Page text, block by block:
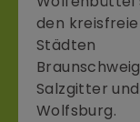
den
Städten
Salzgitter und
Wolfsburg.